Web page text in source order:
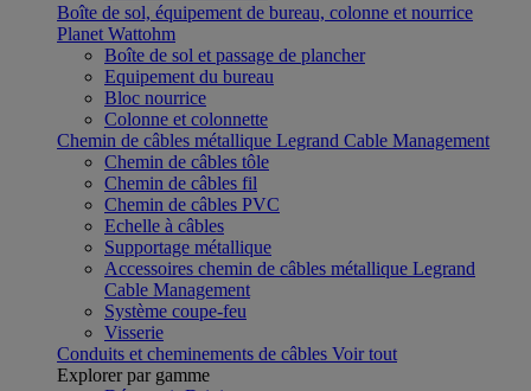
Boîte de sol, équipement de bureau, colonne et nourrice
Planet Wattohm
Boîte de sol et passage de plancher
Equipement du bureau
Bloc nourrice
Colonne et colonnette
Chemin de câbles métallique Legrand Cable Management
Chemin de câbles tôle
Chemin de câbles fil
Chemin de câbles PVC
Echelle à câbles
Supportage métallique
Accessoires chemin de câbles métallique Legrand
Cable Management
Système coupe-feu
Visserie
Conduits et cheminements de câbles Voir tout
Explorer par gamme